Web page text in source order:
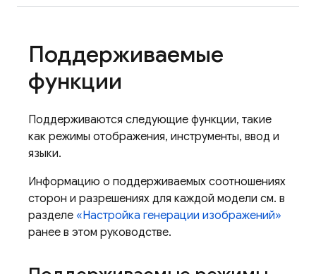
Поддерживаемые
функции
Поддерживаются следующие функции, такие
как режимы отображения, инструменты, ввод и
языки.
Информацию о поддерживаемых соотношениях
сторон и разрешениях для каждой модели см. в
разделе «Настройка генерации изображений»
ранее в этом руководстве.